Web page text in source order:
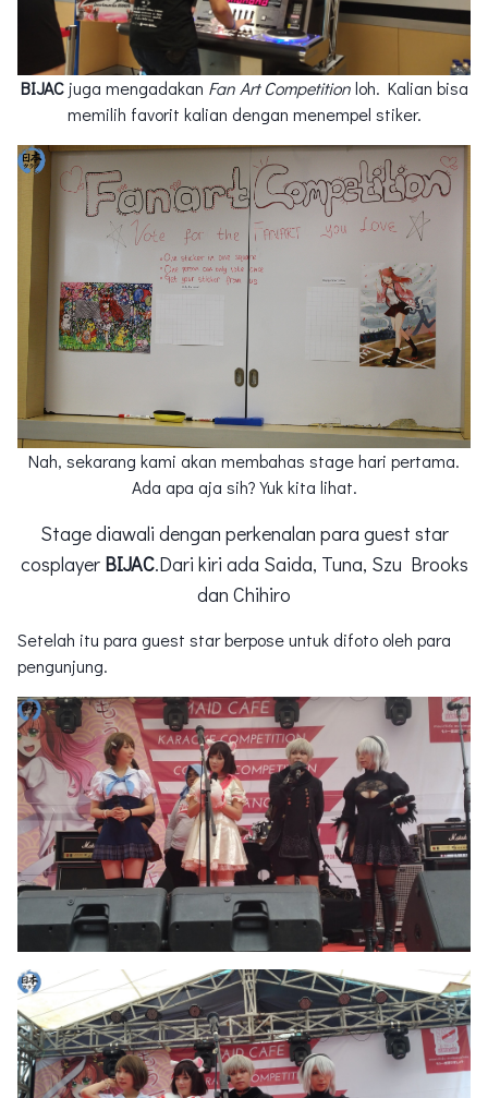
BIJACjuga mengadakan Fan Art Competitionloh. Kalian bisa
memilih favorit kalian dengan menempel stiker.
Nah, sekarang kami akan membahas stage hari pertama.
Ada apa aja sih? Yuk kita lihat.
Stage diawali dengan perkenalan para guest star
cosplayer BIJAC.Dari kiri ada Saida, Tuna, Szu Brooks
dan Chihiro
Setelah itu para guest star berpose untuk difoto oleh para
pengunjung.